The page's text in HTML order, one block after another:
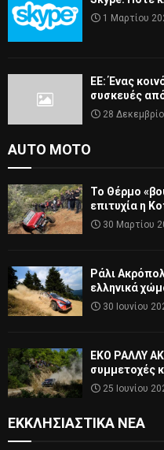
1 Μαρτίου
ΕΕ: Ένας
συσκευές
28
AUTO MOTO
Το Θέρμο
επιτυχία η
30 Μαρτίου
Ράλι
ελληνικά
30 Ιουνίου
ΕΚΟ ΡΑΛΛΥ
συμμετοχές
25 Ιουνίου
ΕΚΚΛΗΣΙΑΣΤΙΚΆ ΝΈΑ